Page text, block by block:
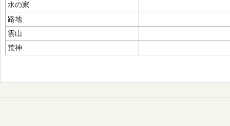
水の家
路地
雲山
荒神